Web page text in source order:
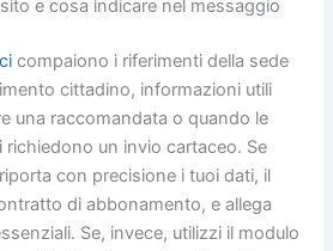
e cosa indicare nel messaggio
compaiono i riferimenti della sede
cittadino, informazioni utili
una raccomandata o quando le
un invio cartaceo. Se
con precisione i tuoi dati, il
di abbonamento, e allega
Se, invece, utilizzi il modulo